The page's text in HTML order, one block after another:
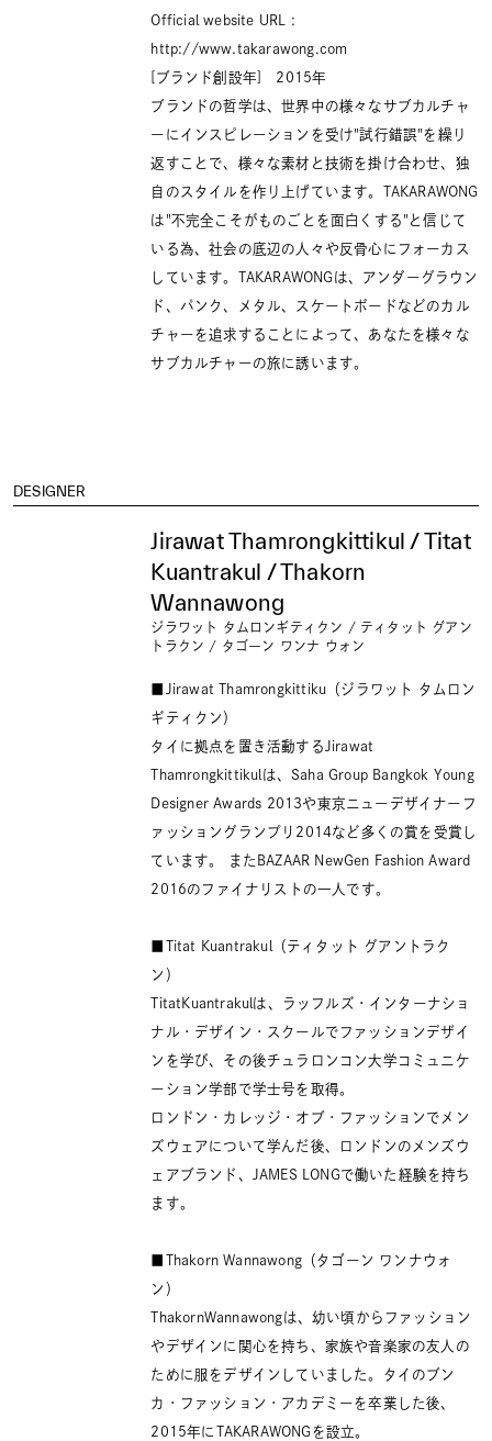
Official website URL :
http://www.takarawong.com
[ブランド創設年] 2015年
ブランドの哲学は、世界中の様々なサブカルチャ
ーにインスピレーションを受け"試行錯誤"を繰り
返すことで、様々な素材と技術を掛け合わせ、独
自のスタイルを作り上げています。TAKARAWONG
は"不完全こそがものごとを面白くする"と信じて
いる為、社会の底辺の人々や反骨心にフォーカス
しています。TAKARAWONGは、アンダーグラウン
ド、パンク、メタル、スケートボードなどのカル
チャーを追求することによって、あなたを様々な
サブカルチャーの旅に誘います。
DESIGNER
Jirawat Thamrongkittikul / Titat
Kuantrakul / Thakorn
Wannawong
ジラワット タムロンギティクン / ティタット グアン
トラクン / タゴーン ワンナ ウォン
■Jirawat Thamrongkittiku（ジラワット タムロン
ギティクン）
タイに拠点を置き活動するJirawat
Thamrongkittikulは、Saha Group Bangkok Young
Designer Awards 2013や東京ニューデザイナーフ
ァッショングランプリ2014など多くの賞を受賞し
ています。 またBAZAAR NewGen Fashion Award
2016のファイナリストの一人です。
■Titat Kuantrakul（ティタット グアントラク
ン）
TitatKuantrakulは、ラッフルズ・インターナショ
ナル・デザイン・スクールでファッションデザイ
ンを学び、その後チュラロンコン大学コミュニケ
ーション学部で学士号を取得。
ロンドン・カレッジ・オブ・ファッションでメン
ズウェアについて学んだ後、ロンドンのメンズウ
ェアブランド、JAMES LONGで働いた経験を持ち
ます。
■Thakorn Wannawong（タゴーン ワンナウォ
ン）
ThakornWannawongは、幼い頃からファッション
やデザインに関心を持ち、家族や音楽家の友人の
ために服をデザインしていました。タイのブン
カ・ファッション・アカデミーを卒業した後、
2015年にTAKARAWONGを設立。